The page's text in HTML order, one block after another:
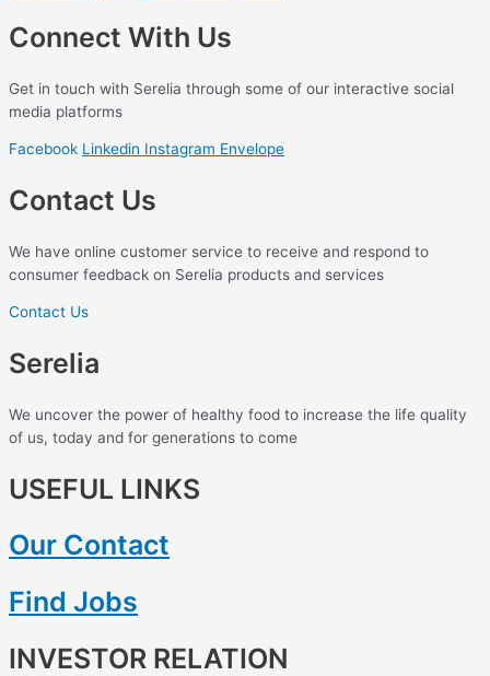
Connect With Us
Get in touch with Serelia through some of our interactive social
media platforms
Facebook Linkedin Instagram Envelope
Contact Us
We have online customer service to receive and respond to
consumer feedback on Serelia products and services
Contact Us
Serelia
We uncover the power of healthy food to increase the life quality
of us, today and for generations to come
USEFUL LINKS
Our Contact
Find Jobs
INVESTOR RELATION